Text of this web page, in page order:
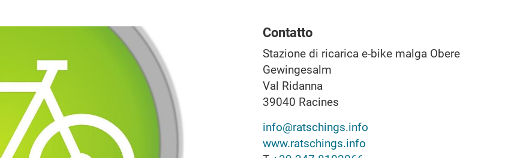
Contatto
Stazione di ricarica e-bike malga Obere
Gewingesalm
Val Ridanna
39040 Racines
info@ratschings.info
www.ratschings.info